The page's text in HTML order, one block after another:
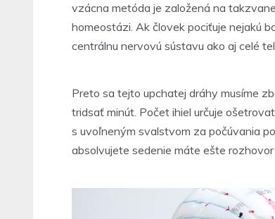
vzácna metóda je založená na
homeostázi. Ak človek pociťuje nejakú
centrálnu nervovú sústavu ako aj celé
Preto sa tejto upchatej dráhy musíme
tridsať minút. Počet ihiel určuje
s uvoľneným svalstvom za počúvania
absolvujete sedenie máte ešte